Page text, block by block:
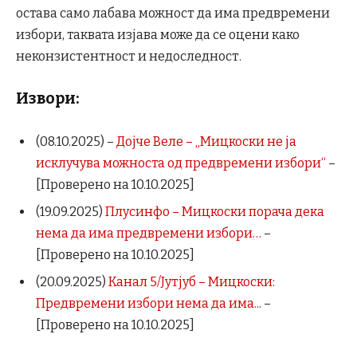
остава само лабава можност да има предвремени
избори, таквата изјава може да се оцени како
неконзистентност и недоследност.
Извори:
(08.10.2025) – Дојче Веле – „Мицкоски не ја
исклучува можноста од предвремени избори“ –
[Проверено на 10.10.2025]
(19.09.2025) Плусинфо – Мицкоски порача дека
нема да има предвремени избори… –
[Проверено на 10.10.2025]
(20.09.2025) Канал 5/Јутјуб – Мицкоски:
Предвремени избори нема да има... –
[Проверено на 10.10.2025]